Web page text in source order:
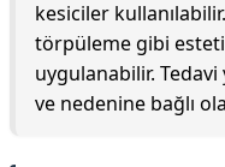
kesiciler
törpüleme gibi
uygulanabilir. Tedavi
ve nedenine bağlı